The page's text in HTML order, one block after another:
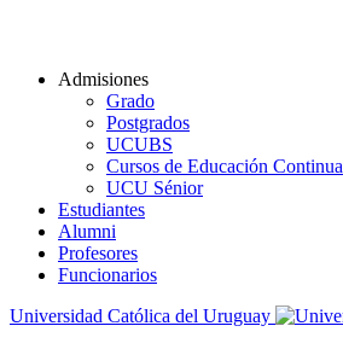
Admisiones
Grado
Postgrados
UCUBS
Cursos de Educación Continua
UCU Sénior
Estudiantes
Alumni
Profesores
Funcionarios
Universidad Católica del Uruguay